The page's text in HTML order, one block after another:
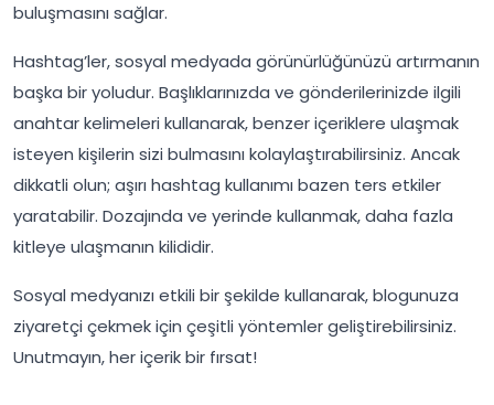
buluşmasını sağlar.
Hashtag’ler, sosyal medyada görünürlüğünüzü artırmanın
başka bir yoludur. Başlıklarınızda ve gönderilerinizde ilgili
anahtar kelimeleri kullanarak, benzer içeriklere ulaşmak
isteyen kişilerin sizi bulmasını kolaylaştırabilirsiniz. Ancak
dikkatli olun; aşırı hashtag kullanımı bazen ters etkiler
yaratabilir. Dozajında ve yerinde kullanmak, daha fazla
kitleye ulaşmanın kilididir.
Sosyal medyanızı etkili bir şekilde kullanarak, blogunuza
ziyaretçi çekmek için çeşitli yöntemler geliştirebilirsiniz.
Unutmayın, her içerik bir fırsat!